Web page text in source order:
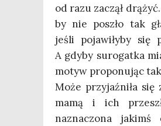
od razu zaczął
by nie poszło tak
jeśli poja­wi­ły­by się
A gdy­by suro­gat­ka
motyw pro­po­nu­jąc
Może przy­jaź­ni­ła się
mamą i ich
nazna­czo­na jakimś